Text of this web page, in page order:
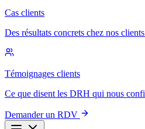
Cas clients
Des résultats concrets chez nos
Témoignages clients
Ce que disent les DRH qui nous
Demander un RDV